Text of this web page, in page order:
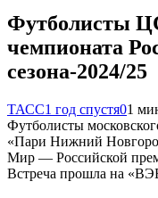
Футболисты
чемпионата
сезона-2024/25
ТАСС1 год спустя01
Футболисты
«Пари Нижний
Мир — Российской
Встреча прошла на